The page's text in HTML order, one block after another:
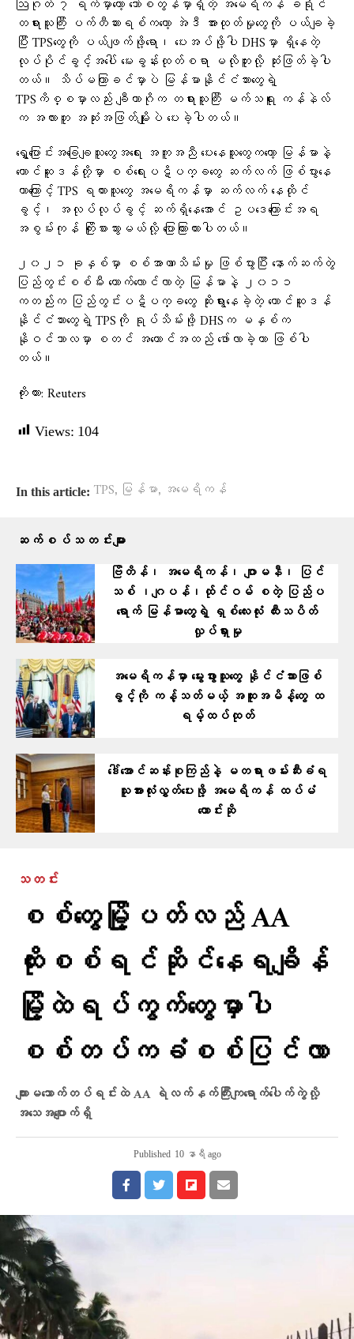
ဩဂုတ် ၇ ရက်မှာတော့ ဘော်စတွန်မှာရှိတဲ့ အမေရိကန် ခရိုင်
တရားသူကြီး ပက်တီဆားရစ်ကတော့ အဲဒီ အားထုတ်မှုတွေကို ပယ်ချခဲ့
ပြီး TPSတွေကို ပယ်ဖျက်ဖို့ရော၊ ပေးအပ်ဖို့ပါ DHSမှာ ရှိနေတဲ့
လုပ်ပိုင်ခွင့်အပေါ် မေးခွန်းထုတ်စရာ မလိုဘူးလို့ ဆုံးဖြတ်ခဲ့ပါ
တယ်။ သိပ်မကြာခင်မှာပဲ မြန်မာနိုင်ငံသားတွေရဲ့
TPSကိစ္စမှာလည်း ချီကာဂိုက တရားသူကြီး မက်သရူး ကန်နဲလ်
က အလားတူ အဆုံးအဖြတ်မျိုးပဲ ပေးခဲ့ပါတယ်။
ရွှေ့ပြောင်းအခြေချသူတွေအရေး အကူအညီ ပေးနေသူတွေကတော့ မြန်မာနဲ့
တောင်ဆူဒန်တို့မှာ စစ်ရေးပဋိပက္ခတွေ ဆက်လက် ဖြစ်ပွားနေ
တာကြောင့် TPS ရထားသူတွေ အမေရိကန်မှာ ဆက်လက် နေထိုင်
ခွင့်၊ အလုပ်လုပ်ခွင့် ဆက်ရှိနေအောင် ဥပဒေကြောင်းအရ
အစွမ်းကုန် ကြိုးစားသွားမယ်လို့ ပြောကြားထားပါတယ်။
၂၀၂၁ ခုနှစ်မှာ စစ်အာဏာသိမ်းမှု ဖြစ်ပွားပြီး နောက်ဆက်တွဲ
ပြည်တွင်းစစ်မီး တောက်လောင်လာတဲ့ မြန်မာနဲ့ ၂၀၁၁
ကတည်းက ပြည်တွင်းပဋိပက္ခတွေ ဆိုးရွားနေခဲ့တဲ့ တောင်ဆူဒန်
နိုင်ငံသားတွေရဲ့ TPSကို ရုပ်သိမ်းဖို့ DHSက မနှစ်က
နိုဝင်ဘာလမှာ စတင် အကောင်အထည် ဖော်လာခဲ့တာ ဖြစ်ပါ
တယ်။
ကိုးကား: Reuters
Views: 104
In this article: TPS, မြန်မာ, အမေရိကန်
ဆက်စပ်သတင်းများ
ဗြိတိန်၊ အမေရိကန်၊ ဂျာမနီ၊ ပြင်
သစ် ၊ဂျပန်၊ထ်ုင်ဝမ် စတဲ့ ပြ​ည်ပ
ရောက် မြန်မာတွေရဲ့ ရှစ်လေးလုံး ထီးသပိတ်
လှုပ်ရှားမှု
အမေရိကန်မှာ မွေးဖွားသူတွေ နိုင်ငံသားဖြစ်
ခွင့်ကို ကန့်သတ်မယ့် အထူးအမိန့်တွေ ထ
ရမ့်ထပ်ထုတ်
ဒေါ်အောင်ဆန်းစုကြည်နဲ့ မတရားဖမ်းဆီးခံရ
သူအားလုံးလွှတ်ပေးဖို့ အမေရိကန် ထပ်မံ
တောင်းဆို
သတင်း
စစ်တွေမြို့ပတ်လည် AA
ထိုးစစ်ရင်ဆိုင်နေရချိန်
မြို့ထဲရပ်ကွက်တွေမှာပါ
စစ်တပ်ကခံစစ်ပြင်လာ
ကျားမသောက်တပ်ရင်းထဲ AA ရဲလက်နက်ကြီးကျရောက်ပေါက်ကွဲလို့
အသေအပျောက်ရှိ
Published 10 နာရီ ago